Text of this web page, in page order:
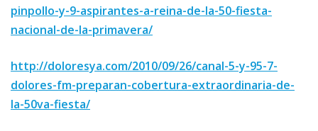
pinpollo-y-9-aspirantes-a-reina-de-la-50-fiesta-
nacional-de-la-primavera/
http://doloresya.com/2010/09/26/canal-5-y-95-7-
dolores-fm-preparan-cobertura-extraordinaria-de-
la-50va-fiesta/